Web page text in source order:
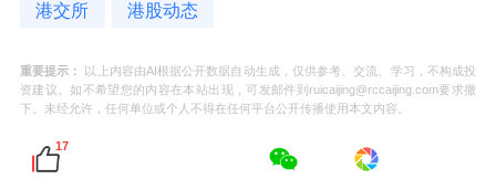
港交所 港股动态
重要提示：
以上内容由AI根据公开数据自动生成，仅供参考、交流、学习，不构成投
资建议。如不希望您的内容在本站出现，可发邮件到ruicaijing@rccaijing.com要求撤
下。未经允许，任何单位或个人不得在任何平台公开传播使用本文内容。
17